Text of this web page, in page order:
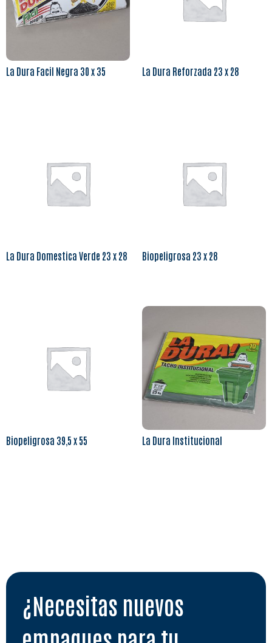
La Dura Facil Negra 30 x 35 La Dura Reforzada 23 x 28
La Dura Domestica Verde 23 x 28 Biopeligrosa 23 x 28
Biopeligrosa 39,5 x 55 La Dura Institucional
¿Necesitas nuevos